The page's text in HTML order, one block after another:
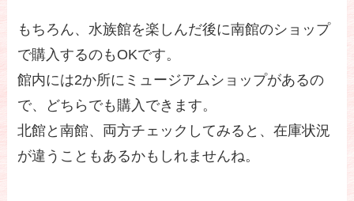
もちろん、水族館を楽しんだ後に南館のショップ
で購入するのもOKです。
館内には2か所にミュージアムショップがあるの
で、どちらでも購入できます。
北館と南館、両方チェックしてみると、在庫状況
が違うこともあるかもしれませんね。